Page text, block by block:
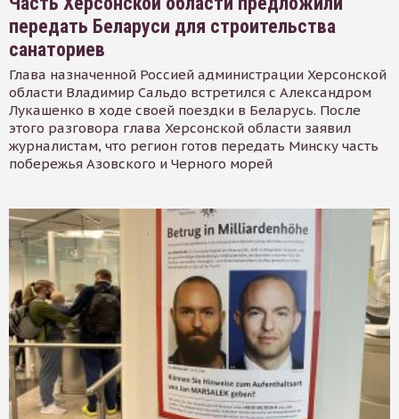
передать Беларуси для строительства
санаториев
Глава назначенной Россией администрации Херсонской
области Владимир Сальдо встретился с Александром
Лукашенко в ходе своей поездки в Беларусь. После
этого разговора глава Херсонской области заявил
журналистам, что регион готов передать Минску часть
побережья Азовского и Черного морей